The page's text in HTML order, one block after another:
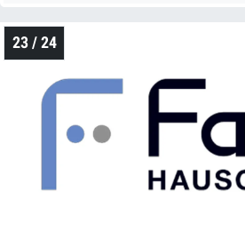
23 / 24